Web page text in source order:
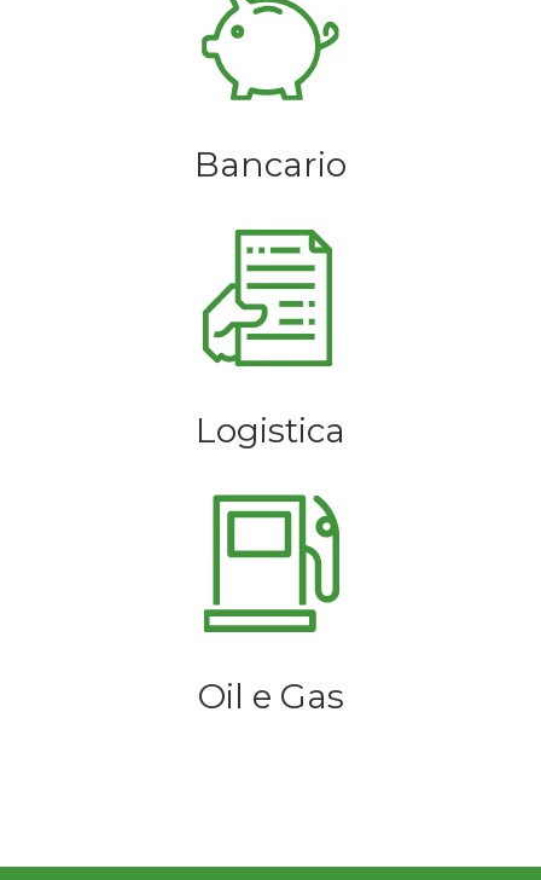
Bancario
Logistica
Oil e Gas